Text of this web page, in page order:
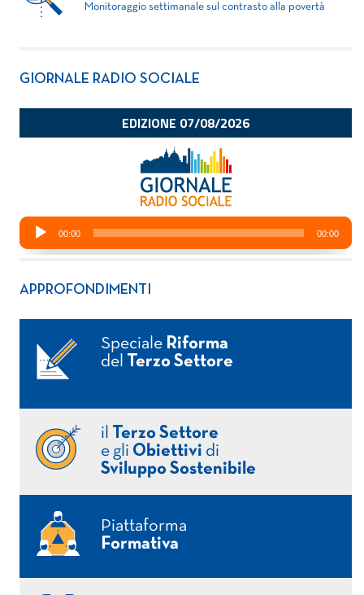
Monitoraggio settimanale sul contrasto alla povertà
GIORNALE RADIO SOCIALE
APPROFONDIMENTI
Speciale Riforma
del
Terzo Settore
il
Terzo Settore
e gli Obiettivi di
Sviluppo Sostenibile
Piattaforma
Formativa